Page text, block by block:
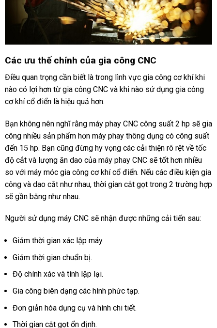
Các ưu thế chính của gia công CNC
Điều quan trọng cần biết là trong lình vực gia công cơ khí khi
nào có lợi hơn từ gia công CNC và khi nào sử dụng gia công
cơ khí cổ điển là hiệu quả hơn.
Bạn không nên nghĩ rằng máy phay CNC công suất 2 hp sẽ gia
công nhiều sản phẩm hơn máy phay thông dụng có công suất
đến 15 hp. Bạn cũng đừng hy vọng các cải thiện rõ rệt về tốc
độ cắt và lượng ăn dao của máy phay CNC sẽ tốt hơn nhiều
so với máy móc gia công cơ khí cổ điển. Nếu các điều kiện gia
công và dao cắt như nhau, thời gian cắt gọt trong 2 trường hợp
sẽ gần bằng như nhau.
Người sử dụng máy CNC sẽ nhận được những cải tiến sau:
Giảm thời gian xác lập máy.
Giảm thời gian chuẩn bị.
Độ chính xác và tính lặp lại.
Gia công biên dạng các hình phức tạp.
Đơn giản hóa dụng cụ và hình chi tiết.
Thời gian cắt gọt ổn định.